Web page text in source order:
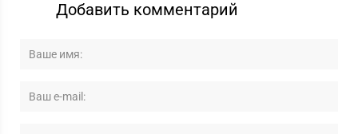
Добавить комментарий